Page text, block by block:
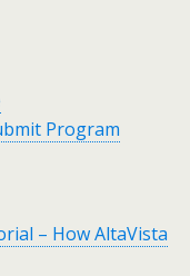
Program
– How AltaVista